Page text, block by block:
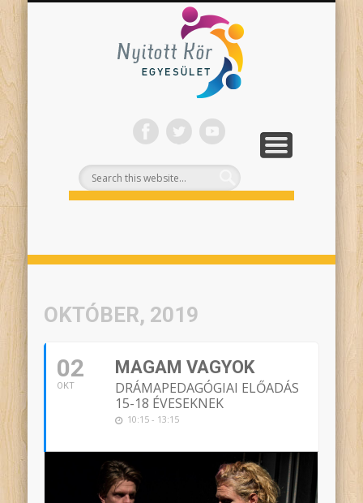
SZÍNHÁZI NEVELÉS
ONLINE PROGRAMJAINK
FELNŐTTEKNEK
PROJEKTEK
RÓLUNK
TÁMOGASS!
OKTÓBER, 2019
02
OKT
MAGAM VAGYOK
DRÁMAPEDAGÓGIAI ELŐADÁS
15-18 ÉVESEKNEK
10:15 - 13:15